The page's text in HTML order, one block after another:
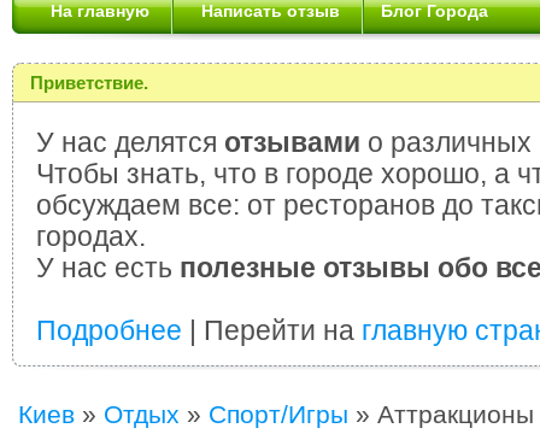
На главную Написать отзыв Блог Города
Приветствие.
У нас делятся отзывами о различных
Чтобы знать, что в городе хорошо, а
обсуждаем все: от ресторанов до
городах.
У нас есть полезные отзывы обо
Подробнее | Перейти на главную
Киев » Отдых » Спорт/Игры » Аттракционы